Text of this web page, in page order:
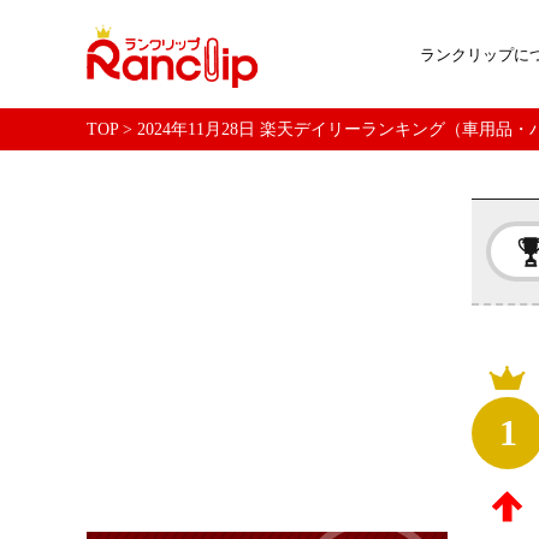
ランクリップに
TOP> 2024年11月28日 楽天デイリーランキング（車用品・
1